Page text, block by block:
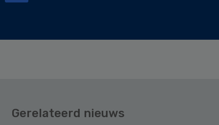
Gerelateerd nieuws